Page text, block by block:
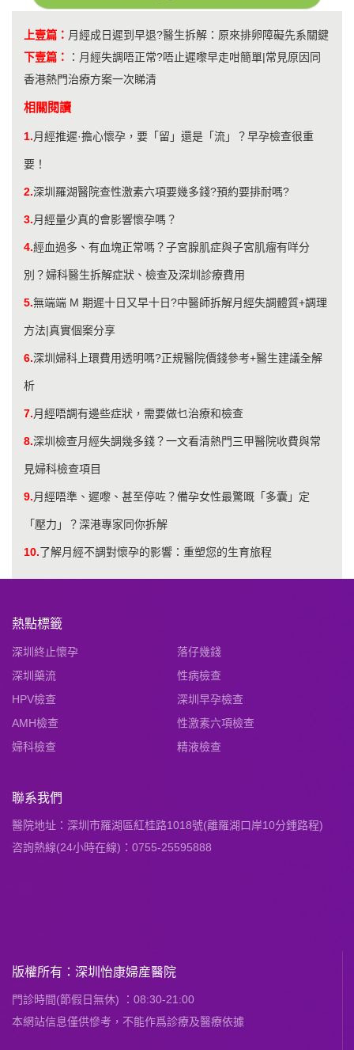
上壹篇： 月經成日遲到早退?醫生拆解：原來排卵障礙先系關鍵
下壹篇：
： 月經失調唔正常?唔止遲嚟早走咁簡單|常見原因同
香港熱門治療方案一次睇清
相關閱讀
1.月經推遲·擔心懷孕，要「留」還是「流」？早孕檢查很重
要！
2.深圳羅湖醫院查性激素六項要幾多錢?預約要排耐嗎?
3.​月經量少真的會影響懷孕嗎？
4.經血過多、有血塊正常嗎？子宮腺肌症與子宮肌瘤有咩分
別？婦科醫生拆解症狀、檢查及深圳診療費用
5.無端端 M 期遲十日又早十日?中醫師拆解月經失調體質+調理
方法|真實個案分享
6.深圳婦科上環費用透明嗎?正規醫院價錢參考+醫生建議全解
析
7.月經唔調有邊些症狀，需要做乜治療和檢查
8.深圳檢查月經失調幾多錢？一文看清熱門三甲醫院收費與常
見婦科檢查項目
9.月經唔準、遲嚟、甚至停咗？備孕女性最驚嘅「多囊」定
「壓力」？深港專家同你拆解
10.了解月經不調對懷孕的影響：重塑您的生育旅程
熱點標籤
深圳終止懷孕
落仔幾錢
深圳藥流
性病檢查
HPV檢查
深圳早孕檢查
AMH檢查
性激素六項檢查
婦科檢查
精液檢查
聯系我們
醫院地址：深圳市羅湖區紅桂路1018號(離羅湖口岸10分鍾路程)
咨詢熱線(24小時在線)：0755-25595888
版權所有：深圳怡康婦産醫院
門診時間(節假日無休) ：08:30-21:00
本網站信息僅供慘考，不能作爲診療及醫療依據